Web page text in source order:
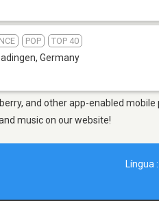
POP TOP 40
, Germany
and other app-enabled
music on our website!
Língua :